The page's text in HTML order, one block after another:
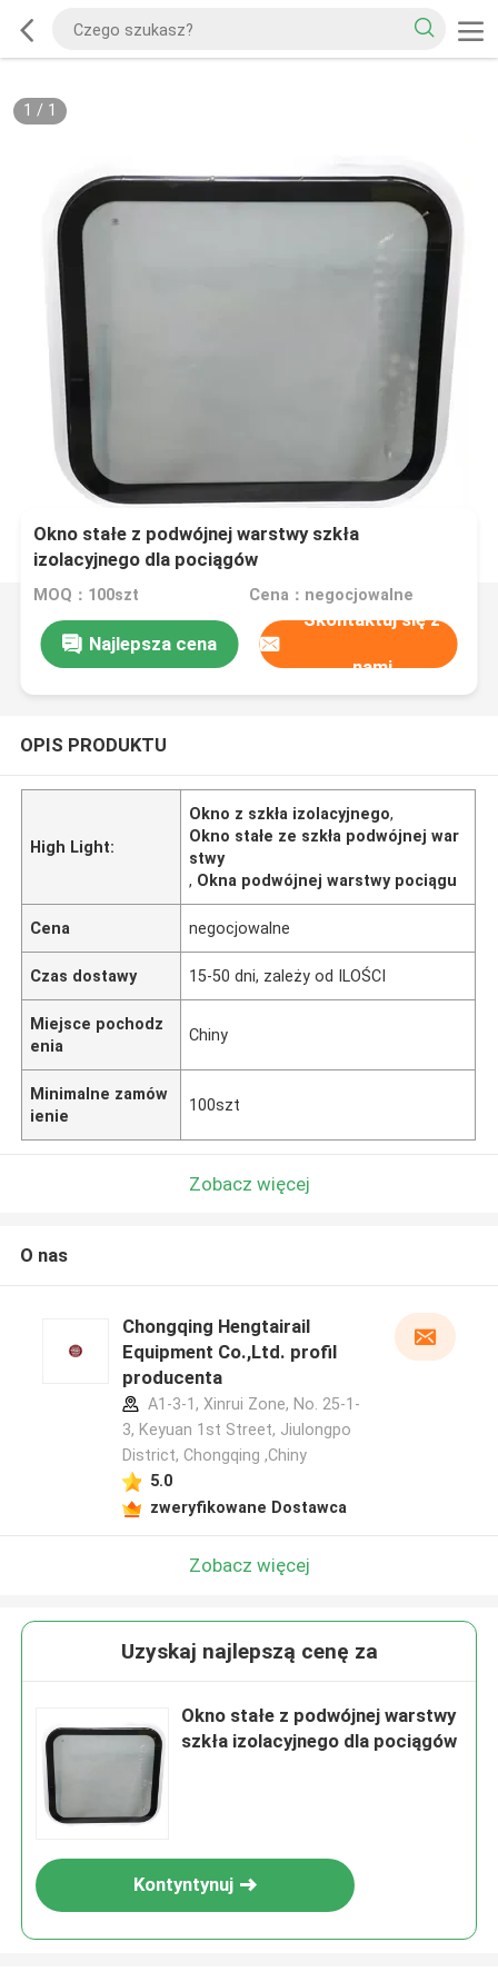
1 / 1
Okno stałe z podwójnej warstwy szkła
izolacyjnego dla pociągów
MOQ：100szt Cena：negocjowalne
Najlepsza cena
Skontaktuj się z
nami
OPIS PRODUKTU
High Light:
Okno z szkła izolacyjnego,
Okno stałe ze szkła podwójnej war
stwy
, Okna podwójnej warstwy pociągu
Cena negocjowalne
Czas dostawy 15-50 dni, zależy od ILOŚCI
Miejsce pochodz
enia
Chiny
Minimalne zamów
ienie
100szt
Zobacz więcej
O nas
Chongqing Hengtairail
Equipment Co.,Ltd. profil
producenta
A1-3-1, Xinrui Zone, No. 25-1-
3, Keyuan 1st Street, Jiulongpo
District, Chongqing ,Chiny
5.0
zweryfikowane Dostawca
Zobacz więcej
Uzyskaj najlepszą cenę za
Okno stałe z podwójnej warstwy
szkła izolacyjnego dla pociągów
Kontyntynuj